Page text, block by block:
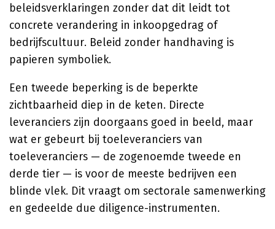
beleidsverklaringen zonder dat dit leidt tot
concrete verandering in inkoopgedrag of
bedrijfscultuur. Beleid zonder handhaving is
papieren symboliek.
Een tweede beperking is de beperkte
zichtbaarheid diep in de keten. Directe
leveranciers zijn doorgaans goed in beeld, maar
wat er gebeurt bij toeleveranciers van
toeleveranciers — de zogenoemde tweede en
derde tier — is voor de meeste bedrijven een
blinde vlek. Dit vraagt om sectorale samenwerking
en gedeelde due diligence-instrumenten.